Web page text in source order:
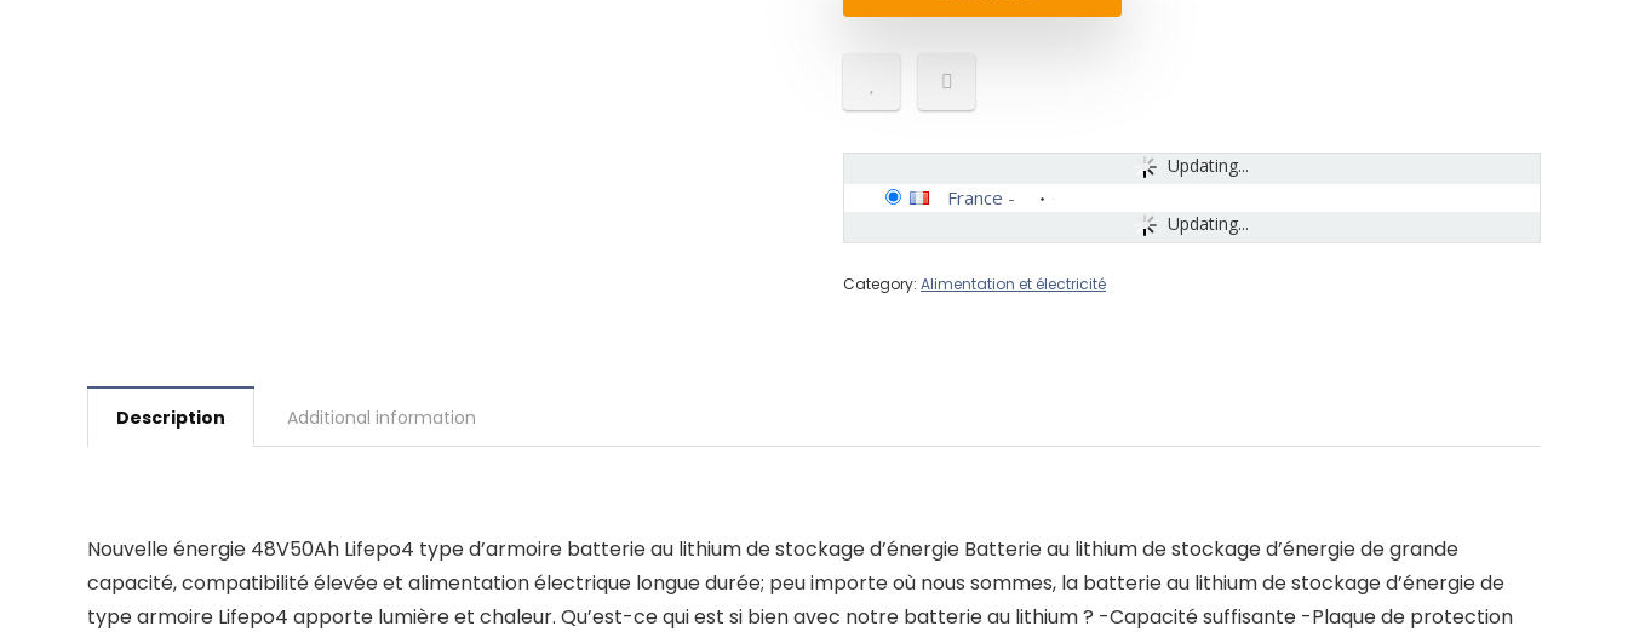
Updating...
Updating...
France -
Category: Alimentation et électricité
Description Additional information
Nouvelle énergie 48V50Ah Lifepo4 type d’armoire batterie au lithium de stockage d’énergie Batterie au lithium de stockage d’énergie de grande
capacité, compatibilité élevée et alimentation électrique longue durée; peu importe où nous sommes, la batterie au lithium de stockage d’énergie de
type armoire Lifepo4 apporte lumière et chaleur. Qu’est-ce qui est si bien avec notre batterie au lithium ? -Capacité suffisante -Plaque de protection